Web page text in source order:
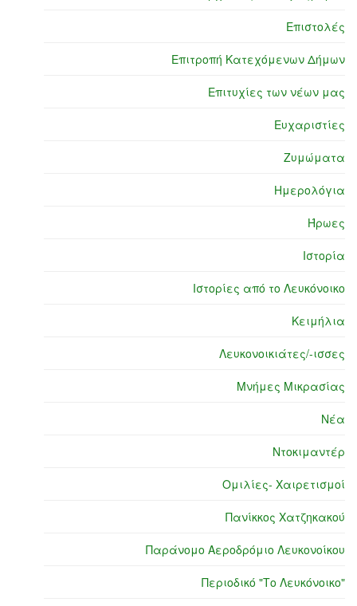
Επιστολές
Επιτροπή Κατεχόμενων Δήμων
Επιτυχίες των νέων μας
Ευχαριστίες
Ζυμώματα
Ημερολόγια
Ήρωες
Ιστορία
Ιστορίες από το Λευκόνοικο
Κειμήλια
Λευκονοικιάτες/-ισσες
Μνήμες Μικρασίας
Νέα
Ντοκιμαντέρ
Ομιλίες- Χαιρετισμοί
Πανίκκος Χατζηκακού
Παράνομο Αεροδρόμιο Λευκονοίκου
Περιοδικό "Το Λευκόνοικο"